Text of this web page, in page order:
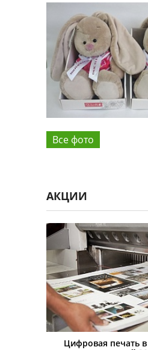
Все фото
АКЦИИ
печать в апреле со